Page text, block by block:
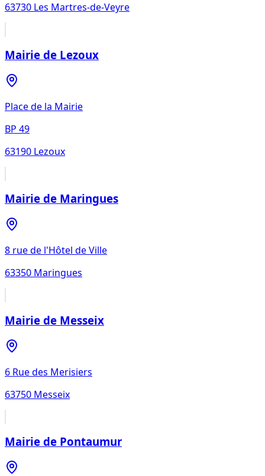
63730 Les Martres-de-Veyre
Mairie de Lezoux
Place de la Mairie
BP 49
63190 Lezoux
Mairie de Maringues
8 rue de l'Hôtel de Ville
63350 Maringues
Mairie de Messeix
6 Rue des Merisiers
63750 Messeix
Mairie de Pontaumur